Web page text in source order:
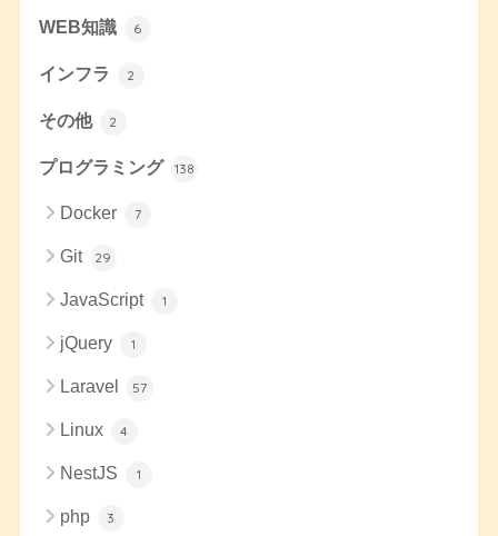
WEB知識 6
インフラ 2
その他 2
プログラミング 138
Docker 7
Git 29
JavaScript 1
jQuery 1
Laravel 57
Linux 4
NestJS 1
php 3